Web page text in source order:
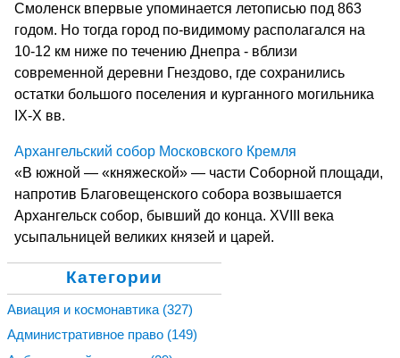
Смоленск впервые упоминается летописью под 863
годом. Но тогда город по-видимому располагался на
10-12 км ниже по течению Днепра - вблизи
современной деревни Гнездово, где сохранились
остатки большого поселения и курганного могильника
IX-X вв.
Архангельский собор Московского Кремля
«В южной — «княжеской» — части Соборной площади,
напротив Благовещенского собора возвышается
Архангельск собор, бывший до конца. ХVIII века
усыпальницей великих князей и царей.
Категории
Авиация и космонавтика (327)
Административное право (149)